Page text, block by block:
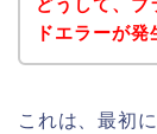
どうして、
ドエラーが発
これは、最初